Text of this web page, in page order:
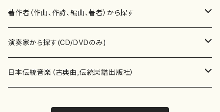
書籍
書籍
テキストブック
CD・DVD
チケット
邦楽器
箏・琴（ソロ）
箏・琴（合奏）
合唱
混声合唱
歌・声
著作者（作曲、作詩、編曲、著者）から探す
あ行
青木省三(アオキ ショウゾウ)
か行
演奏家から探す(CD/DVDのみ)
邦楽（箏、三味線、尺八等）演奏家
日本伝統音楽（古典曲,伝統楽譜出版社）